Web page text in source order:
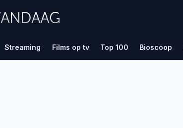
Streaming Films op tv Top 100 Bioscoop